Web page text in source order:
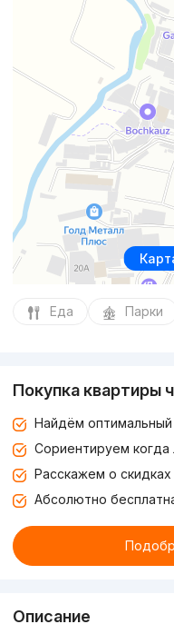
Еда Парки
Покупка квартиры
Найдём
Сориентируем когда
Расскажем о
Абсолютно
Описание